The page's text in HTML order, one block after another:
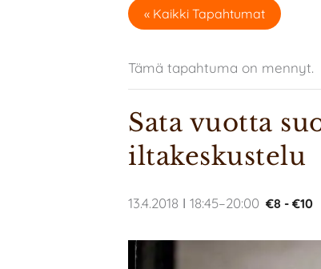
« Kaikki Tapahtumat
Tämä tapahtuma on mennyt.
Sata vuotta
iltakeskustelu
13.4.2018 ǀ 18:45–20:00 €8 - €10